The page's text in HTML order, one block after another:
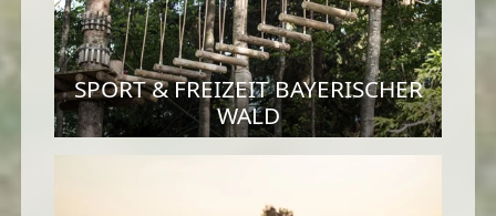
SPORT & FREIZEIT BAYERISCHER
WALD